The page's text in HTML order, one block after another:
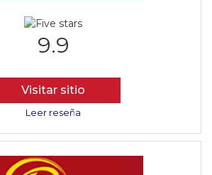
9.9
Visitar sitio
Leer reseña